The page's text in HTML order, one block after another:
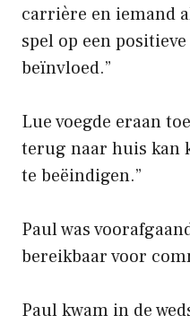
carrière en iemand
spel op een
beïnvloed.”
Lue voegde eraan
terug naar huis kan
te beëindigen.”
Paul was
bereikbaar voor
Paul kwam in de